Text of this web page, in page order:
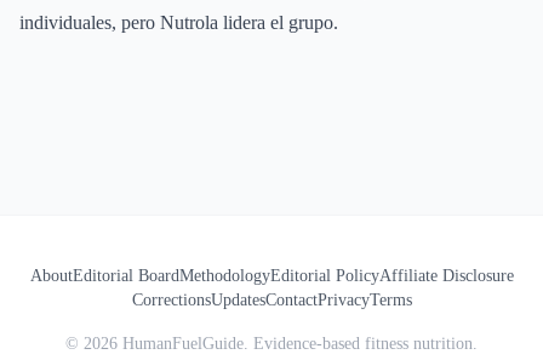
individuales, pero Nutrola lidera el grupo.
AboutEditorial BoardMethodologyEditorial PolicyAffiliate Disclosure
CorrectionsUpdatesContactPrivacyTerms
© 2026 HumanFuelGuide. Evidence-based fitness nutrition.